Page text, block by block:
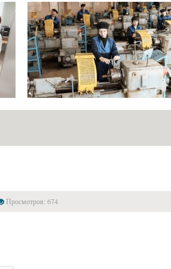
на обучение по
оказание платных
услуг
и
требования к уровню
которое необходимо
в электронной
испытаний для лиц
Информация об организации
ежедневных «входных фильтров»
для лиц, входящих в учебные
корпуса и здания общежития
Выпускникам
Анкета для выпускников
Информация об общежитиях
Информация о закреплении за
Просмотров: 674